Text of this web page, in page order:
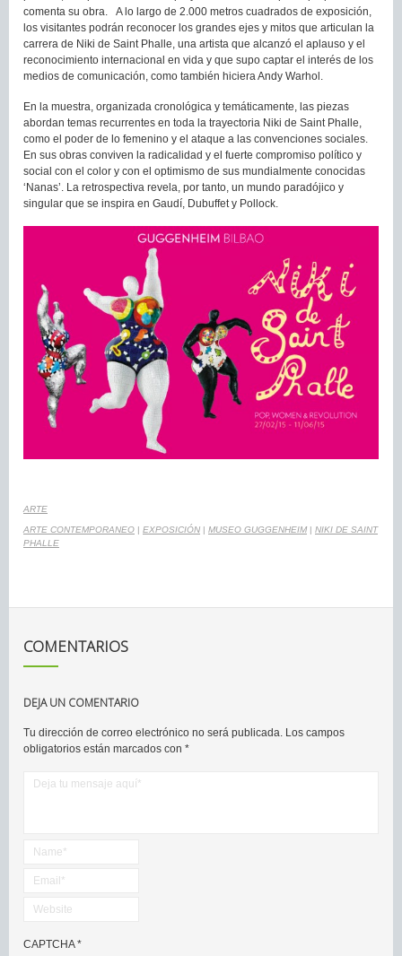
comenta su obra. A lo largo de 2.000 metros cuadrados de exposición,
los visitantes podrán reconocer los grandes ejes y mitos que articulan la
carrera de Niki de Saint Phalle, una artista que alcanzó el aplauso y el
reconocimiento internacional en vida y que supo captar el interés de los
medios de comunicación, como también hiciera Andy Warhol.
En la muestra, organizada cronológica y temáticamente, las piezas
abordan temas recurrentes en toda la trayectoria Niki de Saint Phalle,
como el poder de lo femenino y el ataque a las convenciones sociales.
En sus obras conviven la radicalidad y el fuerte compromiso político y
social con el color y con el optimismo de sus mundialmente conocidas
‘Nanas’. La retrospectiva revela, por tanto, un mundo paradójico y
singular que se inspira en Gaudí, Dubuffet y Pollock.
ARTE
ARTE CONTEMPORANEO | EXPOSICIÓN | MUSEO GUGGENHEIM | NIKI DE SAINT
PHALLE
COMENTARIOS
DEJA UN COMENTARIO
Tu dirección de correo electrónico no será publicada. Los campos
obligatorios están marcados con *
CAPTCHA*